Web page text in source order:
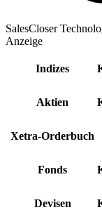
SalesCloser
Anzeige
Indizes
Aktien
Xetra-Orderbuch
Fonds
Devisen